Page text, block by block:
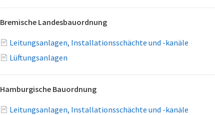
Bremische Landesbauordnung
Leitungsanlagen, Installationsschächte und -kanäle
Lüftungsanlagen
Hamburgische Bauordnung
Leitungsanlagen, Installationsschächte und -kanäle